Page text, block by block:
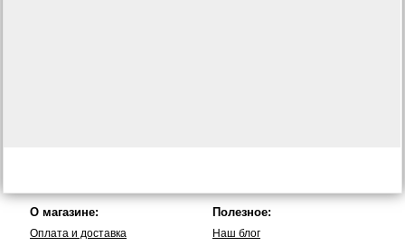
О магазине:
Оплата и доставка
Полезное:
Наш блог